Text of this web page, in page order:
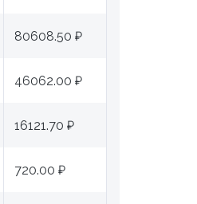
80608.50 ₽
46062.00 ₽
16121.70 ₽
720.00 ₽